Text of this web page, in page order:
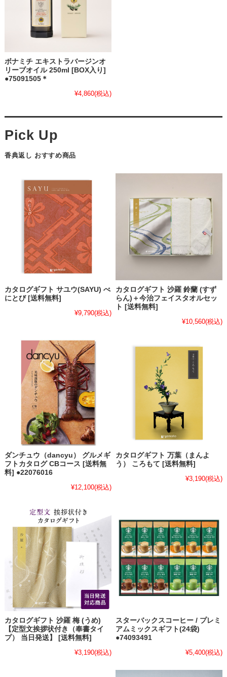
ボナミチ エキストラバージンオ
リーブオイル 250ml [BOX入り]
●75091505＊
¥4,860(税込)
香典返し おすすめ商品
カタログギフト サユウ(SAYU) べ
にとび [送料無料]
¥9,790(税込)
カタログギフト 沙羅 鈴蘭 (すず
らん)＋今治フェイスタオルセッ
ト [送料無料]
¥10,560(税込)
ダンチュウ（dancyu） グルメギ
フトカタログ CBコース [送料無
料] ●22076016
¥12,100(税込)
カタログギフト 万葉（まんよ
う） ころもて [送料無料]
¥3,190(税込)
カタログギフト 沙羅 梅 (うめ)
【定型文挨拶状付き（奉書タイ
プ） 当日発送】 [送料無料]
¥3,190(税込)
スターバックスコーヒー / プレミ
アムミックスギフト(24袋)
●74093491
¥5,400(税込)